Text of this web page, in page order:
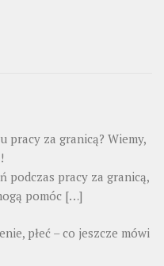
pracy za granicą? Wiemy,
podczas pracy za granicą,
pomóc […]
płeć – co jeszcze mówi